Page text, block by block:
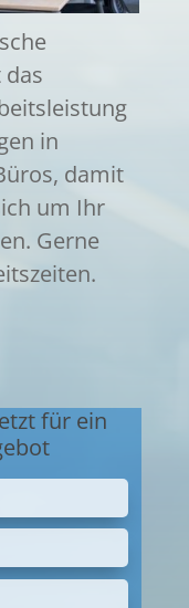
in
damit
um Ihr
Gerne
für ein